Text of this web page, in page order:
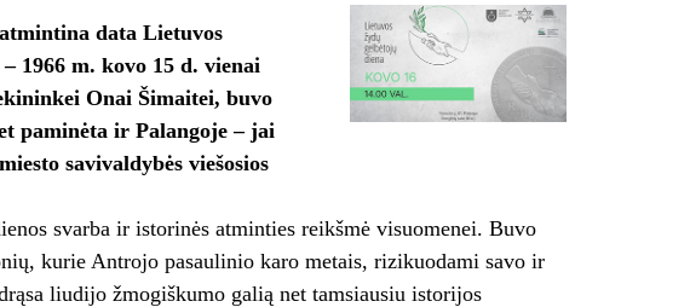
data Lietuvos
1966 m. kovo 15 d. vienai
Onai Šimaitei, buvo
paminėta ir Palangoje – jai
savivaldybės viešosios
svarba ir istorinės atminties reikšmė visuomenei. Buvo
kurie Antrojo pasaulinio karo metais, rizikuodami savo ir
liudijo žmogiškumo galią net tamsiausiu istorijos